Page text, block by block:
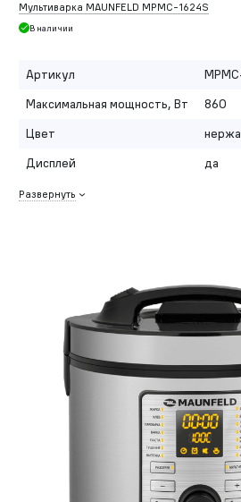
Мультиварка MAUNFELD MPMC-1624S
В наличии
Артикул
Максимальная мощность, Вт
860
Цвет
Дисплей
да
Развернуть